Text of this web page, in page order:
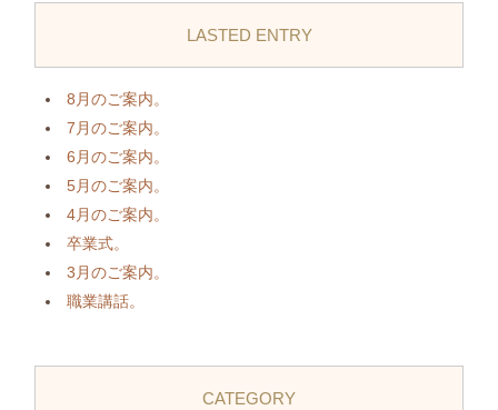
LASTED ENTRY
8月のご案内。
7月のご案内。
6月のご案内。
5月のご案内。
4月のご案内。
卒業式。
3月のご案内。
職業講話。
CATEGORY